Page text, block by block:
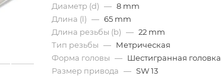
Диаметр (d) — 8 mm
Длина (l) — 65 mm
Длина резьбы (b) — 22 mm
Тип резьбы — Метрическая
Форма головы — Шестигранная головка
Размер привода — SW 13